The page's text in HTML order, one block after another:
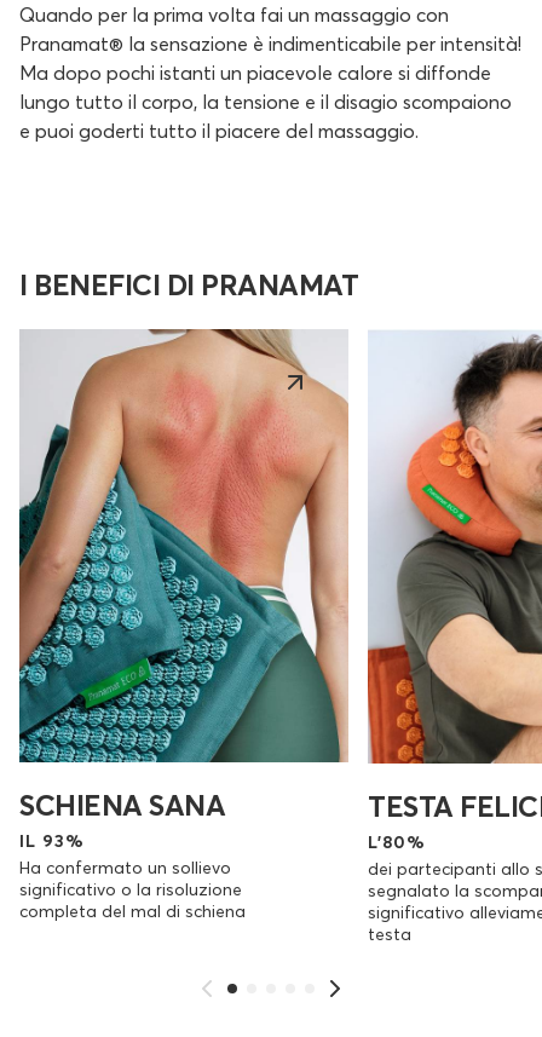
Quando per la prima volta fai un massaggio con
Pranamat® la sensazione è indimenticabile per intensità!
Ma dopo pochi istanti un piacevole calore si diffonde
lungo tutto il corpo, la tensione e il disagio scompaiono
e puoi goderti tutto il piacere del massaggio.
I BENEFICI DI PRANAMAT
SCHIENA SANA
IL 93%
Ha confermato un sollievo
significativo o la risoluzione
completa del mal di schiena
TESTA
L'80%
dei partecipanti allo
segnalato la
significativo
testa